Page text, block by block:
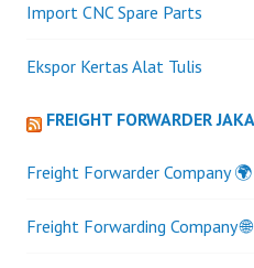
Import CNC Spare Parts
Ekspor Kertas Alat Tulis
FREIGHT FORWARDER
Freight Forwarder Company
Freight Forwarding Company